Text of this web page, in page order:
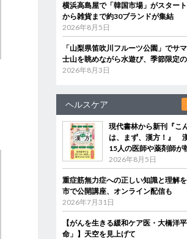
横浜高島屋で「韓国市場」がスター
から雑貨まで約30ブランドが集結
2026年8月5日
「山梨県笛吹川フルーツ公園」でサ
士山を眺めながら水遊び、季節限定
2026年8月3日
ヘルスケア
現代書林から新刊『こ
は、まず、漢方！』
15人の医師や薬剤師が
2026年8月5日
重症筋無力症への正しい知識と理解
市で公開講座、オンライン配信も
2026年7月31日
【がんを生きる緩和ケア医・大橋洋
命」】天空を見上げて